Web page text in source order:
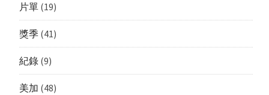
片單(19)
獎季(41)
紀錄(9)
美加 (48)